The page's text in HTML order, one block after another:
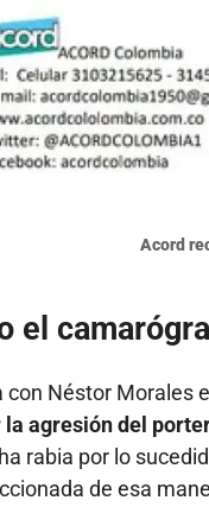
Acord
el
con Néstor Morales
la agresión del
rabia por lo
de esa